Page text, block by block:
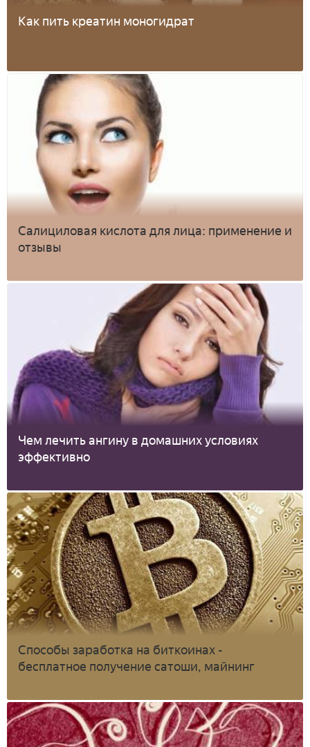
Как пить креатин моногидрат
Салициловая кислота для лица: применение и
отзывы
Чем лечить ангину в домашних условиях
эффективно
Способы заработка на биткоинах -
бесплатное получение сатоши, майнинг